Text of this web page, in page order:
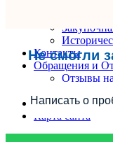
Не смогли
Написать о
Контакты
Обращения и
Отзывы
Вопрос-Ответ
Карта сайта